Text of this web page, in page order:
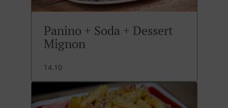
Panino + Soda + Dessert
Mignon
14.10